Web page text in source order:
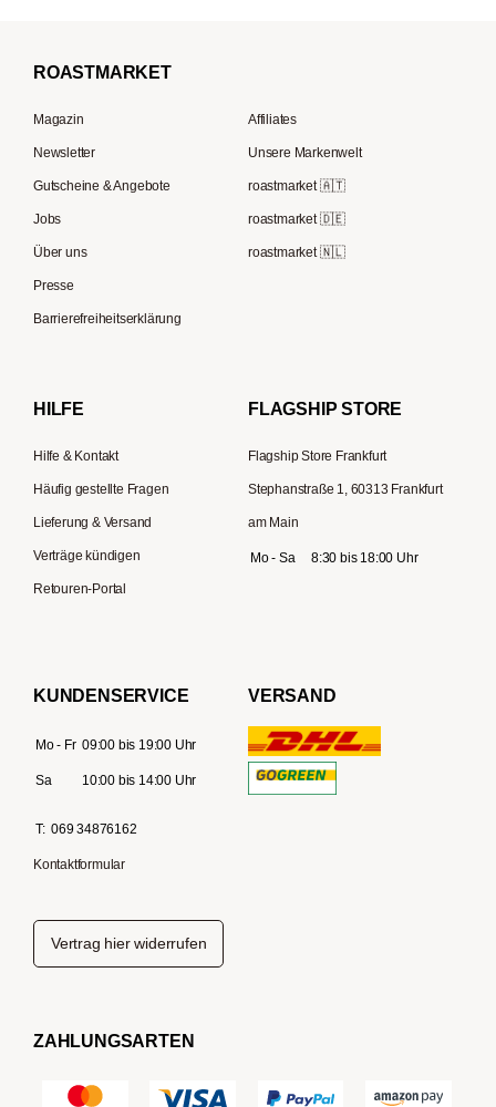
Kaffeebohnen für Vollautomaten
Tre Forze
Lavazza
Berliner Kaffeerösterei
Speicherstadt Kaffee
Supremo
French Press
Kaffeemühlen
Kaffeebereiter
Beem
Eureka
Profitec
Hario
ROASTMARKET
Magazin
Newsletter
Gutscheine & Angebote
Jobs
Über uns
Presse
Barrierefreiheitserklärung
Affiliates
Unsere Markenwelt
roastmarket 🇦🇹
roastmarket 🇩🇪
roastmarket 🇳🇱
HILFE
Hilfe & Kontakt
Häufig gestellte Fragen
Lieferung & Versand
Verträge kündigen
Retouren-Portal
FLAGSHIP STORE
Flagship Store Frankfurt
Stephanstraße 1, 60313 Frankfurt
am Main
Mo - Sa 8:30 bis 18:00 Uhr
KUNDENSERVICE
Mo - Fr 09:00 bis 19:00 Uhr
Sa 10:00 bis 14:00 Uhr
T: 069 34876162
Kontaktformular
VERSAND
Vertrag hier widerrufen
ZAHLUNGSARTEN